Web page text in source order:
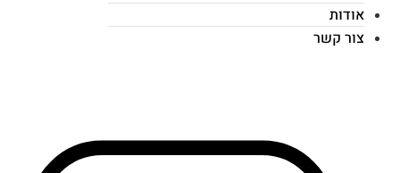
אודות
צור קשר